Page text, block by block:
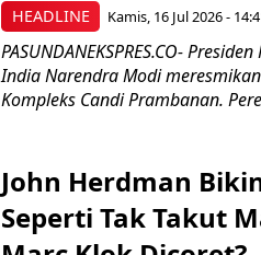
HEADLINE Kamis, 16 Jul 2026 -
PASUNDANEKSPRES.CO-
India Narendra Modi
Kompleks Candi Prambanan.
John Herdman
Seperti Tak Takut